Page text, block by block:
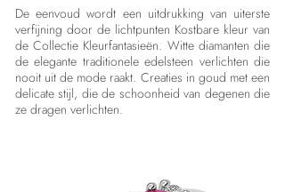
De eenvoud wordt een uitdrukking van uiterste
verfijning door de lichtpunten Kostbare kleur van
de Collectie Kleurfantasieën. Witte diamanten die
de elegante traditionele edelsteen verlichten die
nooit uit de mode raakt. Creaties in goud met een
delicate stijl, die de schoonheid van degenen die
ze dragen verlichten.